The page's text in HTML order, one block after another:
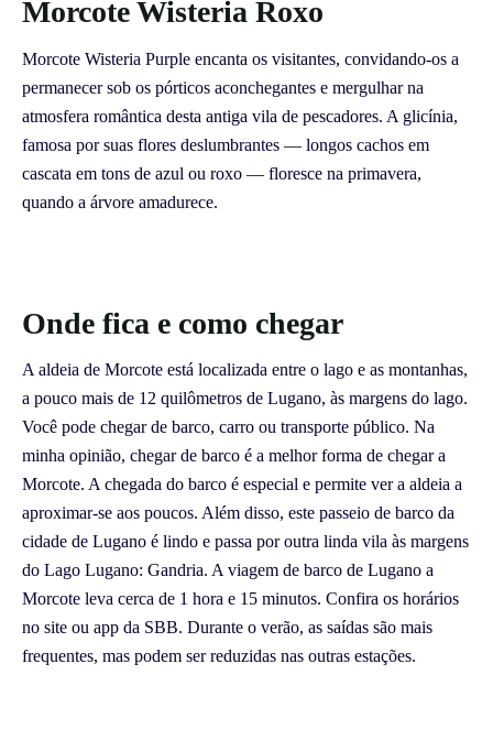
Morcote Wisteria Roxo
Morcote Wisteria Purple encanta os visitantes, convidando-os a
permanecer sob os pórticos aconchegantes e mergulhar na
atmosfera romântica desta antiga vila de pescadores. A glicínia,
famosa por suas flores deslumbrantes — longos cachos em
cascata em tons de azul ou roxo — floresce na primavera,
quando a árvore amadurece.
Onde fica e como chegar
A aldeia de Morcote está localizada entre o lago e as montanhas,
a pouco mais de 12 quilômetros de Lugano, às margens do lago.
Você pode chegar de barco, carro ou transporte público. Na
minha opinião, chegar de barco é a melhor forma de chegar a
Morcote. A chegada do barco é especial e permite ver a aldeia a
aproximar-se aos poucos. Além disso, este passeio de barco da
cidade de Lugano é lindo e passa por outra linda vila às margens
do Lago Lugano: Gandria. A viagem de barco de Lugano a
Morcote leva cerca de 1 hora e 15 minutos. Confira os horários
no site ou app da SBB. Durante o verão, as saídas são mais
frequentes, mas podem ser reduzidas nas outras estações.